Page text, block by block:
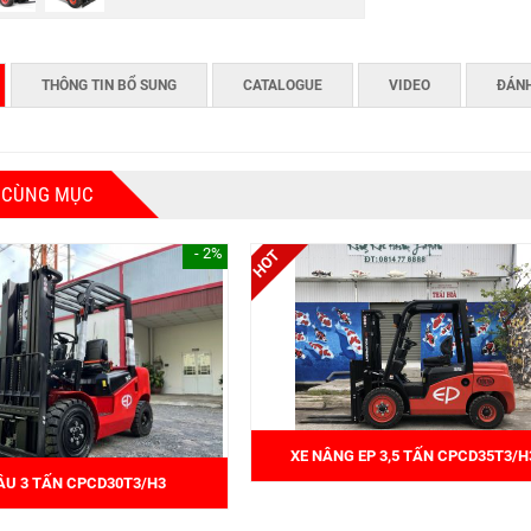
THÔNG TIN BỔ SUNG CATALOGUE VIDEO
MỤC
- 2%
3 TẤN CPCD30T3/H3
XE NÂNG EP 3,5 TẤN CPCD35T3/